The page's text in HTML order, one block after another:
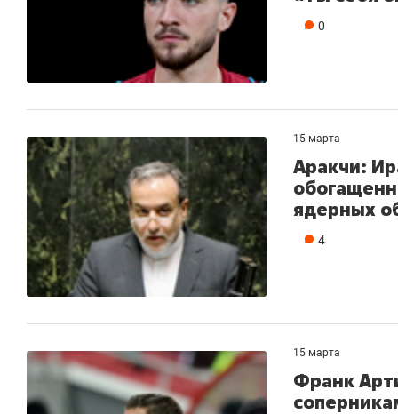
0
15 марта
Аракчи:
ядерных
4
15 марта
Франк
Как ГК «МИР ГРУПП» и ВТБ
создают оазис жилого
комфорта под Казанью
150 камер